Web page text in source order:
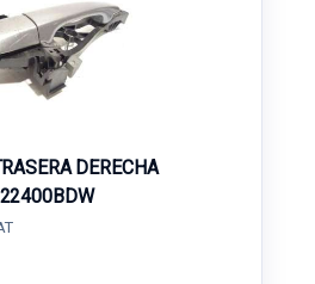
DERECHA